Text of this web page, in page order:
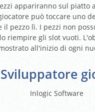
appariranno sul piatto
può toccare uno
il pezzo lì. I pezzi non
riempire gli slot vuoti.
all'inizio di ogni
Sviluppatore
Inlogic Software